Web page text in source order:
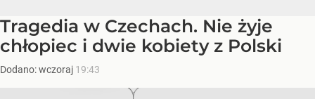
Tragedia w Czechach. Nie żyje
chłopiec i dwie kobiety z Polski
Dodano:wczoraj 19:43